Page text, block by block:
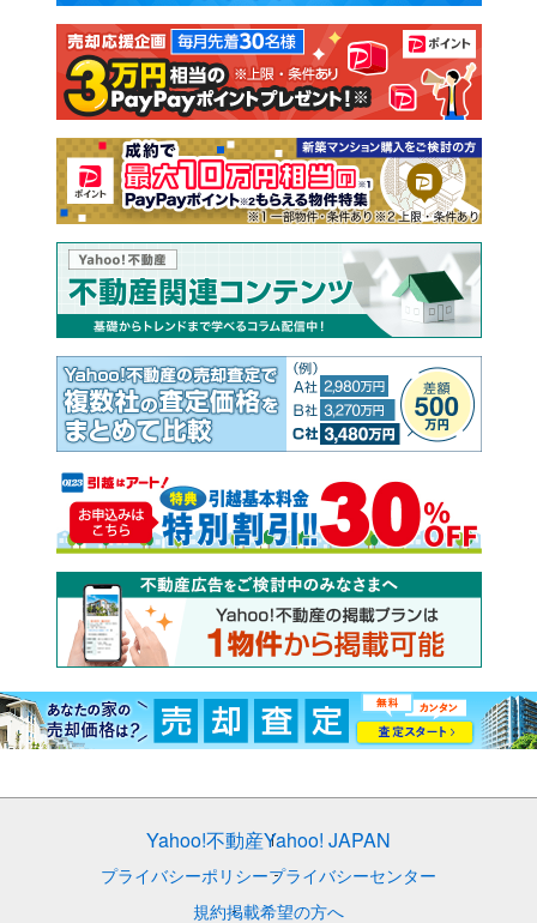
注文住宅 土地
売却査定
Yahoo!不動産Yahoo! JAPAN
プライバシーポリシープライバシーセンター
規約掲載希望の方へ